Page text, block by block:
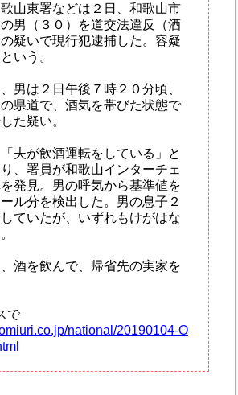
山東署などは２日、和歌山市
男（３０）を道交法違反（酒
疑いで現行犯逮捕した。容疑
いう。
男は２日午後７時２０分頃、
県道で、酒気を帯びた状態で
た疑い。
夫が飲酒運転をしている」と
、署員が和歌山インターチェ
発見。男の呼気から基準値を
ル分を検出した。男の息子２
ていたが、いずれもけがはな
酒を飲んで、帰省先の実家を
で
national/20190104-O